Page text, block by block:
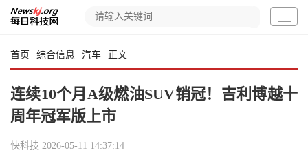
首页 综合信息 汽车 正文
连续10个月A级燃油SUV销冠！吉利博越十
周年冠军版上市
快科技 2026-05-11 14:37:14